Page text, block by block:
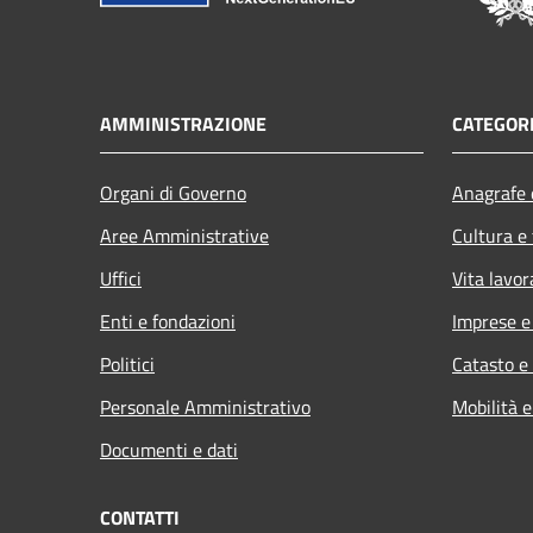
AMMINISTRAZIONE
Organi di Governo
Aree Amministrative
Uffici
Enti e fondazioni
Politici
Personale Amministrativo
Documenti e dati
Cultura
Vita
Imprese
Catasto
Mobilità
CONTATTI